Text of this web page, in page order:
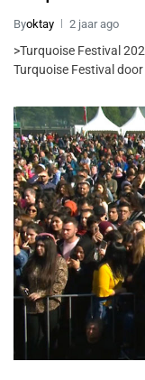
Byoktay 2 jaar ago
>Turquoise Festival
Turquoise Festival